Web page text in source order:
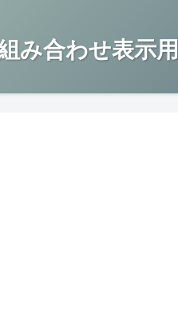
み合わせ表示